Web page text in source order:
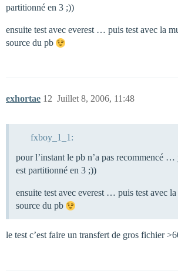
partitionné en 3 ;))
ensuite test avec everest … puis test avec la
source du pb
exhortae Juillet 8, 2006, 11:48
12
fxboy_1_1:
pour l’instant le pb n’a pas recommencé
est partitionné en 3 ;))
ensuite test avec everest … puis test avec
source du pb
le test c’est faire un transfert de gros fichier